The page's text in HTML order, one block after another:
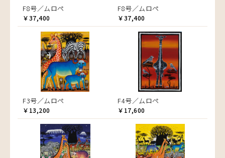
F8号／ムロペ
￥37,400
F8号／ムロペ
￥37,400
F3号／ムロペ
￥13,200
F4号／ムロペ
￥17,600